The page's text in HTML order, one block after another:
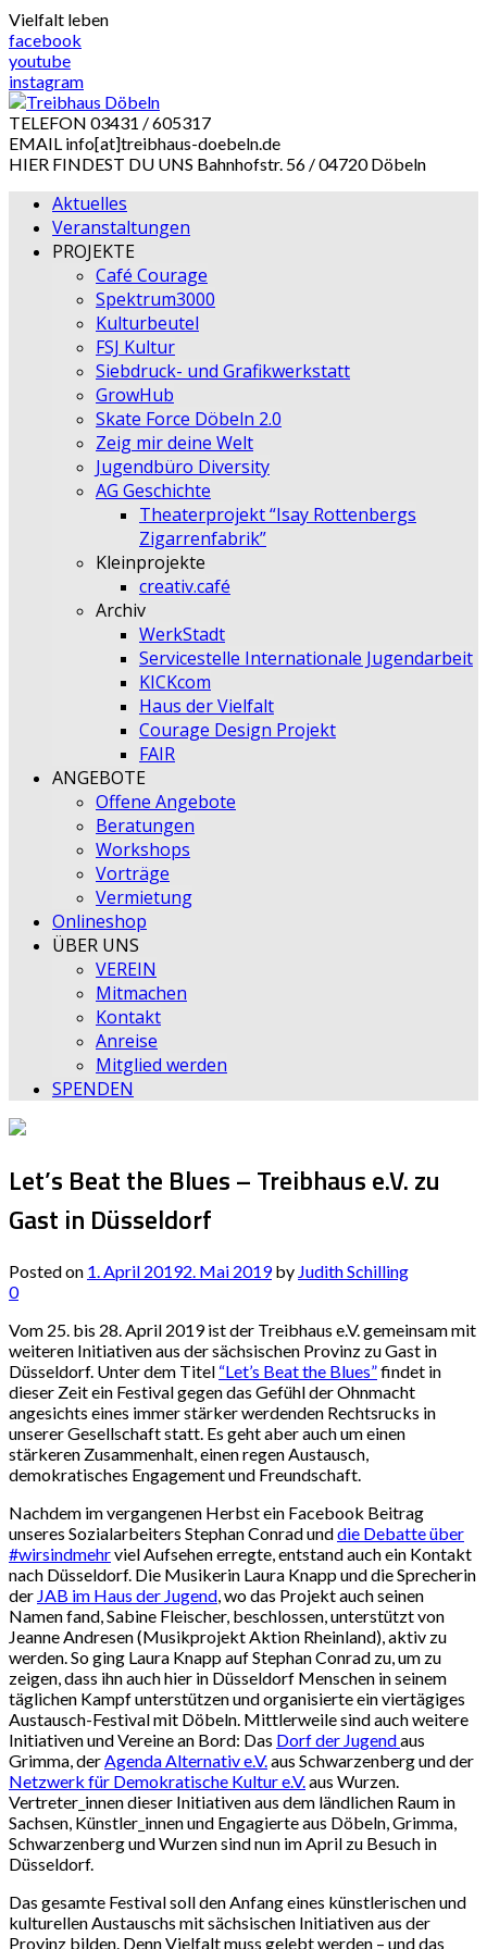
Skip
to
content
Vielfalt leben
facebook
youtube
instagram
TELEFON 03431 / 605317
EMAIL info[at]treibhaus-doebeln.de
HIER FINDEST DU UNS Bahnhofstr. 56 / 04720 Döbeln
Aktuelles
Veranstaltungen
PROJEKTE
Café Courage
Spektrum3000
Kulturbeutel
FSJ Kultur
Siebdruck- und Grafikwerkstatt
GrowHub
Skate Force Döbeln 2.0
Zeig mir deine Welt
Jugendbüro Diversity
AG Geschichte
Theaterprojekt “Isay Rottenbergs
Zigarrenfabrik”
Kleinprojekte
creativ.café
Archiv
WerkStadt
Servicestelle Internationale Jugendarbeit
KICKcom
Haus der Vielfalt
Courage Design Projekt
FAIR
ANGEBOTE
Offene Angebote
Beratungen
Workshops
Vorträge
Vermietung
Onlineshop
ÜBER UNS
VEREIN
Mitmachen
Kontakt
Anreise
Mitglied werden
SPENDEN
Let’s Beat the Blues – Treibhaus e.V. zu
Gast in Düsseldorf
Posted on 1. April 20192. Mai 2019by Judith Schilling
0
Vom 25. bis 28. April 2019 ist der Treibhaus e.V. gemeinsam mit
weiteren Initiativen aus der sächsischen Provinz zu Gast in
Düsseldorf. Unter dem Titel “Let’s Beat the Blues”findet in
dieser Zeit ein Festival gegen das Gefühl der Ohnmacht
angesichts eines immer stärker werdenden Rechtsrucks in
unserer Gesellschaft statt. Es geht aber auch um einen
stärkeren Zusammenhalt, einen regen Austausch,
demokratisches Engagement und Freundschaft.
Nachdem im vergangenen Herbst ein Facebook Beitrag
unseres Sozialarbeiters Stephan Conrad unddie Debatte über
#wirsindmehrviel Aufsehen erregte, entstand auch ein Kontakt
nach Düsseldorf. Die Musikerin Laura Knapp und die Sprecherin
der JAB im Haus der Jugend, wo das Projekt auch seinen
Namen fand, Sabine Fleischer, beschlossen, unterstützt von
Jeanne Andresen (Musikprojekt Aktion Rheinland), aktiv zu
werden. So ging Laura Knapp auf Stephan Conrad zu, um zu
zeigen, dass ihn auch hier in Düsseldorf Menschen in seinem
täglichen Kampf unterstützen und organisierte ein viertägiges
Austausch-Festival mit Döbeln. Mittlerweile sind auch weitere
Initiativen und Vereine an Bord: Das Dorf der Jugendaus
Grimma, derAgenda Alternativ e.V.aus Schwarzenberg und der
Netzwerk für Demokratische Kultur e.V.aus Wurzen.
Vertreter_innen dieser Initiativen aus dem ländlichen Raum in
Sachsen, Künstler_innen und Engagierte aus Döbeln, Grimma,
Schwarzenberg und Wurzen sind nun im April zu Besuch in
Düsseldorf.
Das gesamte Festival soll den Anfang eines künstlerischen und
kulturellen Austauschs mit sächsischen Initiativen aus der
Provinz bilden. Denn Vielfalt muss gelebt werden – und das